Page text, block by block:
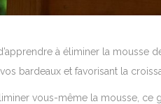
à éliminer la mousse
bardeaux et favorisant la
vous-même la mousse, ce